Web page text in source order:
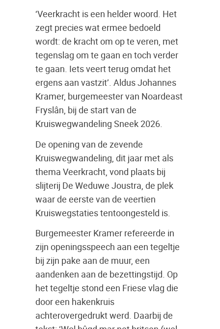
‘Veerkracht is een helder woord. Het
zegt precies wat ermee bedoeld
wordt: de kracht om op te veren, met
tegenslag om te gaan en toch verder
te gaan. Iets veert terug omdat het
ergens aan vastzit’. Aldus Johannes
Kramer, burgemeester van Noardeast
Fryslân, bij de start van de
Kruiswegwandeling Sneek 2026.
De opening van de zevende
Kruiswegwandeling, dit jaar met als
thema Veerkracht, vond plaats bij
slijterij De Weduwe Joustra, de plek
waar de eerste van de veertien
Kruiswegstaties tentoongesteld is.
Burgemeester Kramer refereerde in
zijn openingsspeech aan een tegeltje
bij zijn pake aan de muur, een
aandenken aan de bezettingstijd. Op
het tegeltje stond een Friese vlag die
door een hakenkruis
achterovergedrukt werd. Daarbij de